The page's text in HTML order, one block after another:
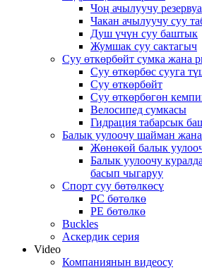
Чоң ачылуучу
Чакан ачылуучу суу
Душ үчүн суу баштык
Жумшак суу сактагыч
Суу өткөрбөйт сумка жана
Суу өткөрбөс сууга
Суу өткөрбөйт
Суу өткөрбөгөн
Велосипед сумкасы
Гидрация табарсык
Балык уулоочу шайман жана
Жөнөкөй балык
Балык уулоочу
басып чыгаруу
Спорт суу бөтөлкөсү
PC бөтөлкө
PE бөтөлкө
Buckles
Аскердик серия
Video
Компаниянын видеосу